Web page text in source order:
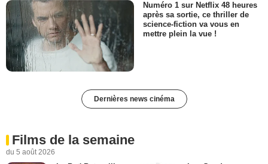
Numéro 1 sur Netflix 48 heures
après sa sortie, ce thriller de
science-fiction va vous en
mettre plein la vue !
Dernières news cinéma
Films de la semaine
du 5 août 2026